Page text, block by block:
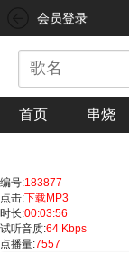
会员登录
首页 串烧
编号:183877
点击:下载MP3
时长:00:03:56
试听音质:64 Kbps
点播量:7557